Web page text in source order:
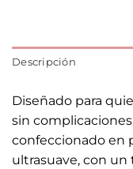
Descripción
Diseñado para
sin
confeccionado en
ultrasuave, con